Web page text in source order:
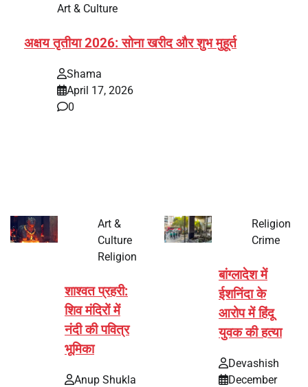
Art & Culture
अक्षय तृतीया 2026: सोना खरीद और शुभ मुहूर्त
Shama
April 17, 2026
0
Art &
Culture
Religion
शाश्वत प्रहरी:
शिव मंदिरों में
नंदी की पवित्र
भूमिका
Anup Shukla
Religion
Crime
बांग्लादेश में
ईशनिंदा के
आरोप में हिंदू
युवक की हत्या
Devashish
December